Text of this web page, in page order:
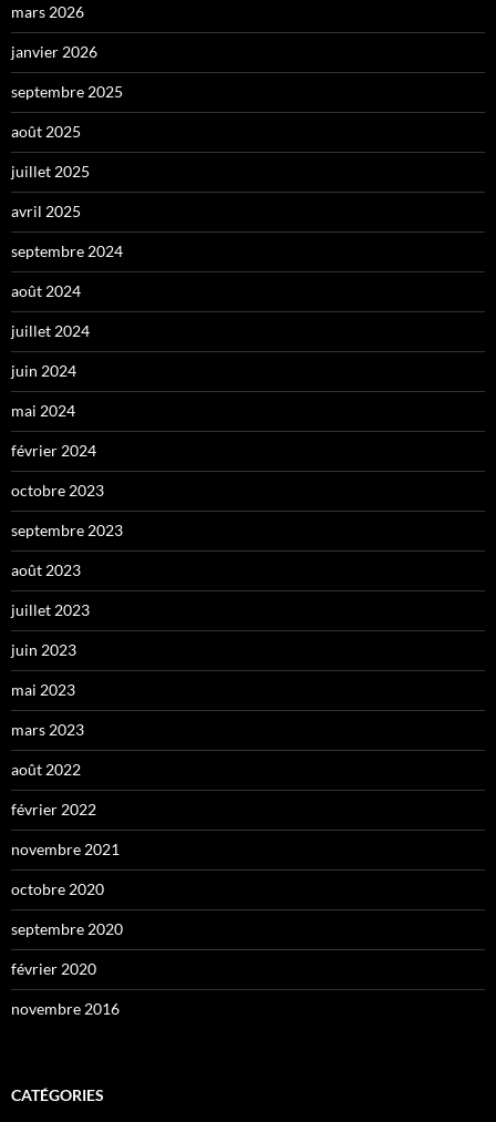
mars 2026
janvier 2026
septembre 2025
août 2025
juillet 2025
avril 2025
septembre 2024
août 2024
juillet 2024
juin 2024
mai 2024
février 2024
octobre 2023
septembre 2023
août 2023
juillet 2023
juin 2023
mai 2023
mars 2023
août 2022
février 2022
novembre 2021
octobre 2020
septembre 2020
février 2020
novembre 2016
CATÉGORIES